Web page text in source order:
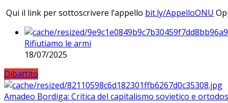
Qui il link per sottoscrivere l’appello bit.ly/AppelloONU
Rifiutiamo le armi
18/07/2025
Dibattito
Amadeo Bordiga: Critica del capitalismo sovietico e